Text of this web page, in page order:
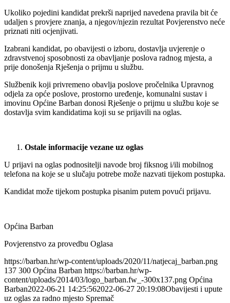
Ukoliko pojedini kandidat prekrši naprijed navedena pravila bit će
udaljen s provjere znanja, a njegov/njezin rezultat Povjerenstvo neće
priznati niti ocjenjivati.
Izabrani kandidat, po obavijesti o izboru, dostavlja uvjerenje o
zdravstvenoj sposobnosti za obavljanje poslova radnog mjesta, a
prije donošenja Rješenja o prijmu u službu.
Službenik koji privremeno obavlja poslove pročelnika Upravnog
odjela za opće poslove, prostorno uređenje, komunalni sustav i
imovinu Općine Barban donosi Rješenje o prijmu u službu koje se
dostavlja svim kandidatima koji su se prijavili na oglas.
Ostale informacije vezane uz oglas
U prijavi na oglas podnositelji navode broj fiksnog i/ili mobilnog
telefona na koje se u slučaju potrebe može nazvati tijekom postupka.
Kandidat može tijekom postupka pisanim putem povući prijavu.
Općina Barban
Povjerenstvo za provedbu Oglasa
https://barban.hr/wp-content/uploads/2020/11/natjecaj_barban.png
137 300 Općina Barban https://barban.hr/wp-
content/uploads/2014/03/logo_barban.fw_-300x137.png Općina
Barban2022-06-21 14:25:562022-06-27 20:19:08Obavijesti i upute
uz oglas za radno mjesto Spremač